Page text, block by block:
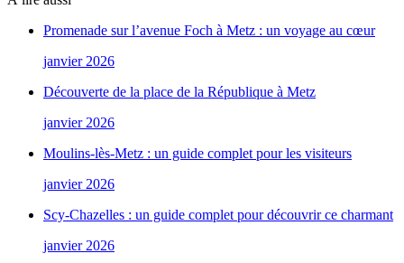
Promenade sur l’avenue Foch à Metz : un voyage au cœur
janvier 2026
Découverte de la place de la République à Metz
janvier 2026
Moulins-lès-Metz : un guide complet pour les visiteurs
janvier 2026
Scy-Chazelles : un guide complet pour découvrir ce charmant
janvier 2026